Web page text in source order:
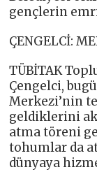
gençlerin
ÇENGELCİ:
TÜBİTAK
Çengelci,
Merkezi’nin
geldiklerini
atma töreni
tohumlar da
dünyaya